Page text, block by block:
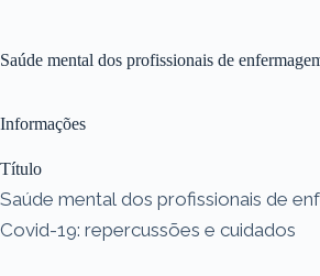
Saúde mental dos profissionais de
Informações
Título
Saúde mental dos profissionais de
Covid-19: repercussões e cuidados